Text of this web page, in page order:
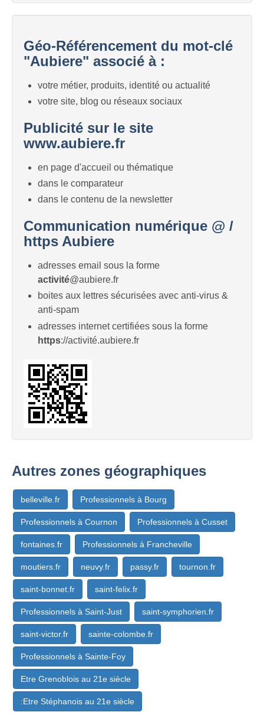
Géo-Référencement du mot-clé
"Aubiere" associé à :
votre métier, produits, identité ou actualité
votre site, blog ou réseaux sociaux
Publicité sur le site
www.aubiere.fr
en page d'accueil ou thématique
dans le comparateur
dans le contenu de la newsletter
Communication numérique @ /
https Aubiere
adresses email sous la forme
activité@aubiere.fr
boites aux lettres sécurisées avec anti-virus &
anti-spam
adresses internet certifiées sous la forme
https://activité.aubiere.fr
Autres zones géographiques
belleville.fr Professionnels à Bourg
Professionnels à Cournon Professionnels à Cusset
fontaines.fr Professionnels à Francheville
moutiers.fr neuvy.fr passy.fr tournon.fr
saint-bonnet.fr saint-felix.fr
Professionnels à Saint-Just saint-symphorien.fr
saint-victor.fr sainte-colombe.fr
Professionnels à Sainte-Foy
Etre Grenoblois au 21e siècle
:Etre Stéphanois au 21e siècle